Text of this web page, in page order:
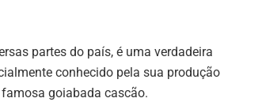
partes do país, é uma verdadeira
conhecido pela sua produção
goiabada cascão.